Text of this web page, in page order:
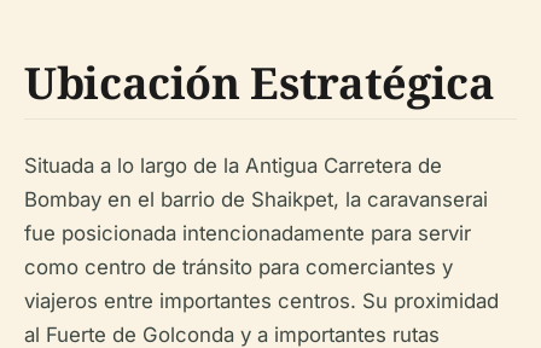
Ubicación Estratégica
Situada a lo largo de la Antigua Carretera de
Bombay en el barrio de Shaikpet, la caravanserai
fue posicionada intencionadamente para servir
como centro de tránsito para comerciantes y
viajeros entre importantes centros. Su proximidad
al Fuerte de Golconda y a importantes rutas